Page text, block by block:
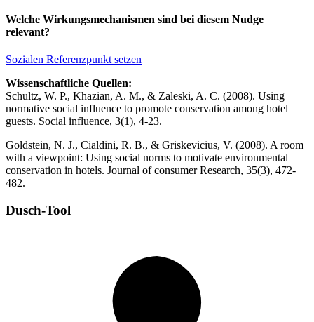
Welche Wirkungsmechanismen sind bei diesem Nudge
relevant?
Sozialen Referenzpunkt setzen
Wissenschaftliche Quellen:
Schultz, W. P., Khazian, A. M., & Zaleski, A. C. (2008). Using
normative social influence to promote conservation among hotel
guests. Social influence, 3(1), 4-23.
Goldstein, N. J., Cialdini, R. B., & Griskevicius, V. (2008). A room
with a viewpoint: Using social norms to motivate environmental
conservation in hotels. Journal of consumer Research, 35(3), 472-
482.
Dusch-Tool